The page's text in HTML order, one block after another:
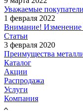
Уважаемые
1 февраля 2022
Внимание! Изменение
Статьи
3 февраля 2020
Преимущества
Каталог
Акции
Распродажа
Услуги
Компания